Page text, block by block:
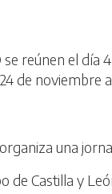
reúnen el día
de noviembre
una
de Castilla y